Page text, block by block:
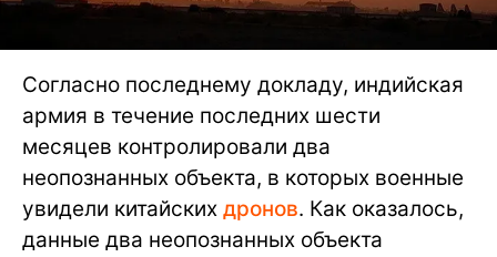
Согласно последнему докладу, индийская
армия в течение последних шести
месяцев контролировали два
неопознанных объекта, в которых военные
увидели китайских дронов. Как оказалось,
данные два неопознанных объекта